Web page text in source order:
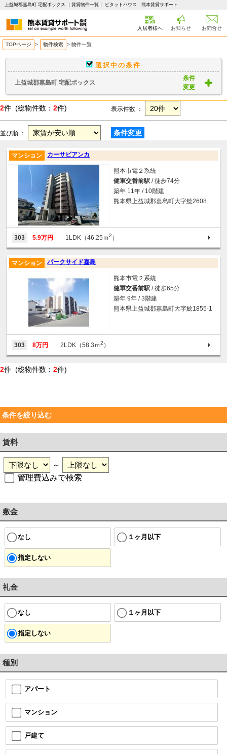
上益城郡嘉島町 宅配ボックス ｜賃貸物件一覧｜ ピタットハウス 熊本賃貸サポート
入居者様へ お知らせ お問合せ
TOPページ > 物件検索 > 物件一覧
選択中の条件
上益城郡嘉島町 宅配ボックス
条件
変更
2件 (総物件数： 2件) 表示件数 ：
並び順 ： 条件変更
カーサビアンカ
マンション
熊本市電２系統
健軍交番前駅 / 徒歩74分
築年 11年 / 10階建
熊本県上益城郡嘉島町大字鯰2608
303 5.9万円 1LDK（46.25ｍ2 ）
パークサイド嘉島
マンション
熊本市電２系統
健軍交番前駅 / 徒歩65分
築年 9年 / 3階建
熊本県上益城郡嘉島町大字鯰1855-1
303 8万円 2LDK（58.3ｍ2 ）
2件 (総物件数： 2件)
条件を絞り込む
賃料
～
管理費込みで検索
敷金
なし １ヶ月以下
指定しない
礼金
なし １ヶ月以下
指定しない
種別
アパート
マンション
戸建て